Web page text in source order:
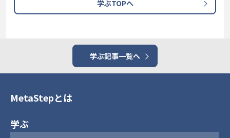
学ぶTOPへ
学ぶ記事一覧へ
MetaStepとは
学ぶ